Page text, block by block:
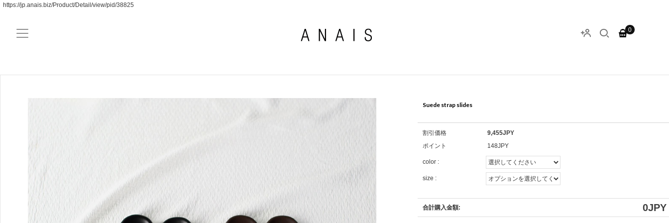
https://jp.anais.biz/Product/Detail/view/pid/38825
0
Suede strap slides
割引価格
9,455JPY
ポイント
148JPY
color :
size :
合計購入金額: 0JPY